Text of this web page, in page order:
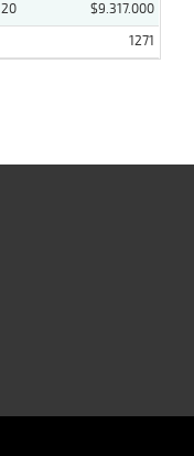
20
$9.317.000
1271